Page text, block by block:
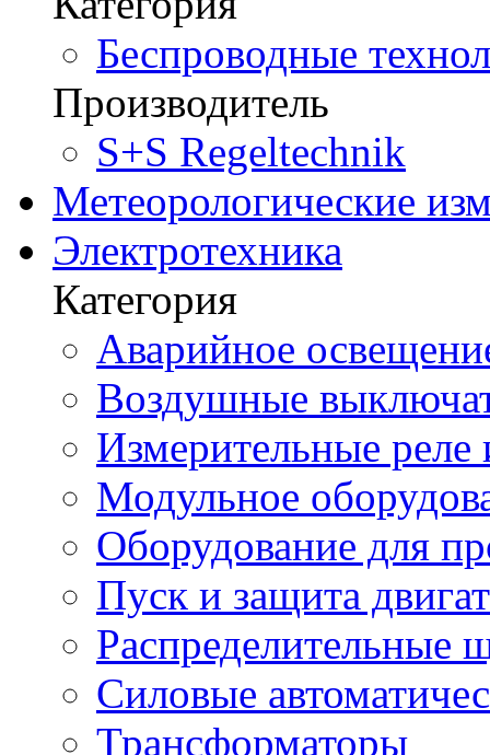
Беспроводные
Производитель
S+S Regeltechnik
Метеорологические
Электротехника
Категория
Аварийное
Воздушные
Измерительные реле
Модульное
Оборудование для
Пуск и защита
Распределительные
Силовые
Трансформаторы